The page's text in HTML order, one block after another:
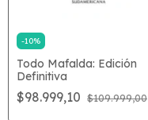
-10%
Todo Mafalda: Edición
Definitiva
$98.999,10 $109.999,00